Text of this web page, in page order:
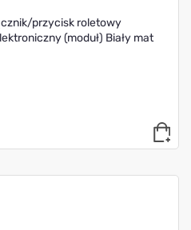
przycisk roletowy
(moduł) Biały mat